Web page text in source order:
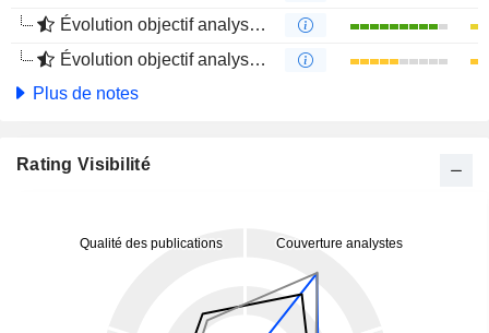
Évolution objectif analystes 1 an
Évolution objectif analystes 4 mois
Plus de notes
Rating Visibilité